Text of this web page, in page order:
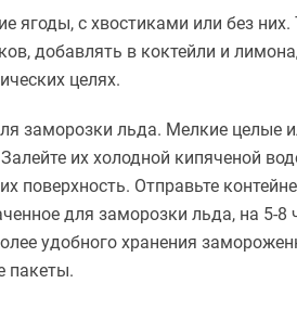
ягоды, с хвостиками или без них.
добавлять в коктейли и
целях.
заморозки льда. Мелкие целые
их холодной кипяченой
поверхность. Отправьте
для заморозки льда, на 5-8
удобного хранения
пакеты.